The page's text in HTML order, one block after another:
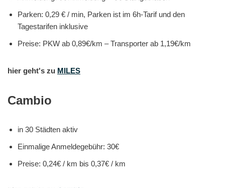
Parken: 0,29 € / min, Parken ist im 6h-Tarif und den
Tagestarifen inklusive
Preise: PKW ab 0,89€/km – Transporter ab 1,19€/km
hier geht's zu MILES
Cambio
in 30 Städten aktiv
Einmalige Anmeldegebühr: 30€
Preise: 0,24€ / km bis 0,37€ / km